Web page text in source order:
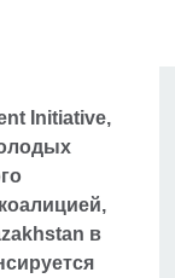
Initiative,
в